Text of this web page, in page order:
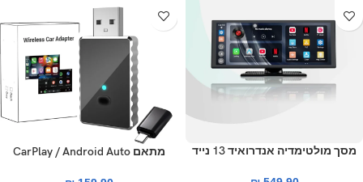
מסך מולטימדיה אנדרואיד 13 נייד
מתאם CarPlay / Android Auto